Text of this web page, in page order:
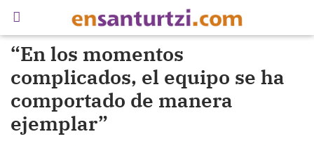
“En los momentos
complicados, el equipo se ha
comportado de manera
ejemplar”